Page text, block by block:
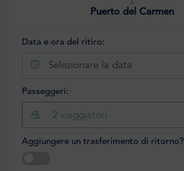
A
Puerto del Carmen
Data e ora del ritiro:
Selezionare la data
Passeggeri:
2 viaggiatori
Aggiungere un trasferimento di ritorno?